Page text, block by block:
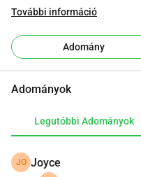
További információ
Adomány
Adományok
Legutóbbi Adományok
JO Joyce